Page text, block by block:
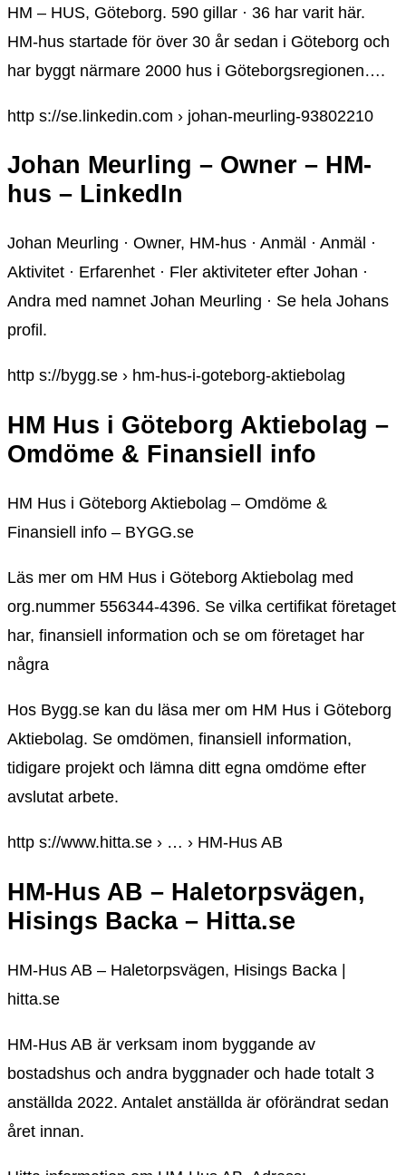
HM – HUS, Göteborg. 590 gillar · 36 har varit här.
HM-hus startade för över 30 år sedan i Göteborg och
har byggt närmare 2000 hus i Göteborgsregionen….
http s://se.linkedin.com › johan-meurling-93802210
Johan Meurling – Owner – HM-
hus – LinkedIn
Johan Meurling · Owner, HM-hus · Anmäl · Anmäl ·
Aktivitet · Erfarenhet · Fler aktiviteter efter Johan ·
Andra med namnet Johan Meurling · Se hela Johans
profil.
http s://bygg.se › hm-hus-i-goteborg-aktiebolag
HM Hus i Göteborg Aktiebolag –
Omdöme & Finansiell info
HM Hus i Göteborg Aktiebolag – Omdöme &
Finansiell info – BYGG.se
Läs mer om HM Hus i Göteborg Aktiebolag med
org.nummer 556344-4396. Se vilka certifikat företaget
har, finansiell information och se om företaget har
några
Hos Bygg.se kan du läsa mer om HM Hus i Göteborg
Aktiebolag. Se omdömen, finansiell information,
tidigare projekt och lämna ditt egna omdöme efter
avslutat arbete.
http s://www.hitta.se › … › HM-Hus AB
HM-Hus AB – Haletorpsvägen,
Hisings Backa – Hitta.se
HM-Hus AB – Haletorpsvägen, Hisings Backa |
hitta.se
HM-Hus AB är verksam inom byggande av
bostadshus och andra byggnader och hade totalt 3
anställda 2022. Antalet anställda är oförändrat sedan
året innan.